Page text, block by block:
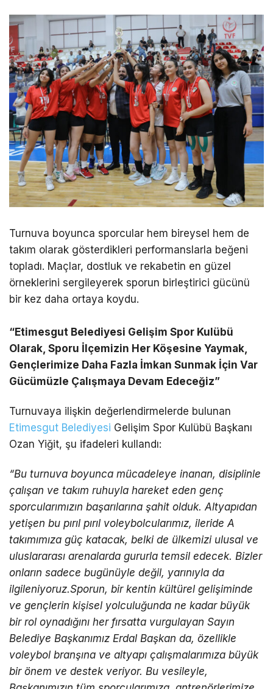
Turnuva boyunca sporcular hem bireysel hem de
takım olarak gösterdikleri performanslarla beğeni
topladı. Maçlar, dostluk ve rekabetin en güzel
örneklerini sergileyerek sporun birleştirici gücünü
bir kez daha ortaya koydu.
“Etimesgut Belediyesi Gelişim Spor Kulübü
Olarak, Sporu İlçemizin Her Köşesine Yaymak,
Gençlerimize Daha Fazla İmkan Sunmak İçin Var
Gücümüzle Çalışmaya Devam Edeceğiz”
Turnuvaya ilişkin değerlendirmelerde bulunan
Etimesgut Belediyesi Gelişim Spor Kulübü Başkanı
Ozan Yiğit, şu ifadeleri kullandı:
“Bu turnuva boyunca mücadeleye inanan, disiplinle
çalışan ve takım ruhuyla hareket eden genç
sporcularımızın başarılarına şahit olduk. Altyapıdan
yetişen bu pırıl pırıl voleybolcularımız, ileride A
takımımıza güç katacak, belki de ülkemizi ulusal ve
uluslararası arenalarda gururla temsil edecek. Bizler
onların sadece bugünüyle değil, yarınıyla da
ilgileniyoruz.Sporun, bir kentin kültürel gelişiminde
ve gençlerin kişisel yolculuğunda ne kadar büyük
bir rol oynadığını her fırsatta vurgulayan Sayın
Belediye Başkanımız Erdal Başkan da, özellikle
voleybol branşına ve altyapı çalışmalarımıza büyük
bir önem ve destek veriyor. Bu vesileyle,